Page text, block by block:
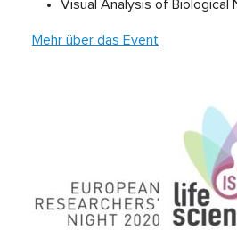
Visual Analysis of Biological
Mehr über das Event